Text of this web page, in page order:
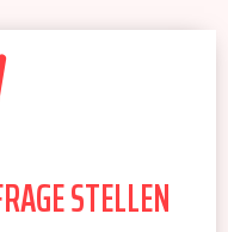
STELLEN